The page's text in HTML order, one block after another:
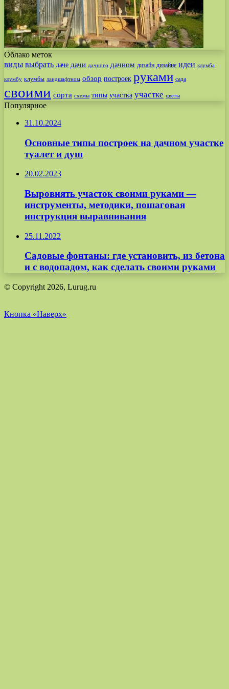
Облако меток
виды выбрать даче дачи дачного дачном дизайн дизайне идеи клумба
клумбу клумбы ландшафтном обзор построек руками сада
своими сорта схемы типы участка участке цветы
Популярное
31.10.2024
Основные типы построек на дачном участке
туалет и душ
20.02.2023
Выровнять участок своими руками —
инструменты, методики, пошаговая
инструкция выравнивания
25.11.2022
Садовые фонтаны: где установить, из бетона
и с водопадом, как сделать своими руками
© Copyright 2026, Lurug.ru
Кнопка «Наверх»